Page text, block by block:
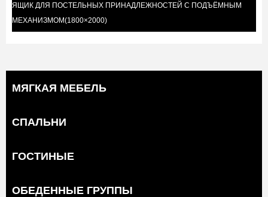
ЯЩИК ДЛЯ ПОСТЕЛЬНЫХ ПРИНАДЛЕЖНОСТЕЙ С ПОДЪЁМНЫМ
МЕХАНИЗМОМ(1800×2000)
МЯГКАЯ МЕБЕЛЬ
СПАЛЬНИ
ГОСТИНЫЕ
ОБЕДЕННЫЕ ГРУППЫ